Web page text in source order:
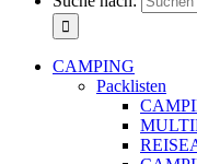
CAMPING
Packlisten